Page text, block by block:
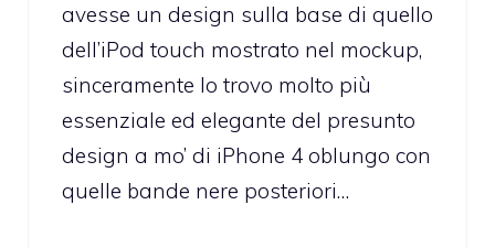
avesse un design sulla base di quello
dell’iPod touch mostrato nel mockup,
sinceramente lo trovo molto più
essenziale ed elegante del presunto
design a mo’ di iPhone 4 oblungo con
quelle bande nere posteriori…